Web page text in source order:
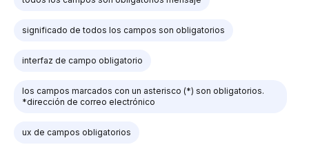
significado de todos los campos son obligatorios
interfaz de campo obligatorio
los campos marcados con un asterisco (*) son obligatorios.
*dirección de correo electrónico
ux de campos obligatorios